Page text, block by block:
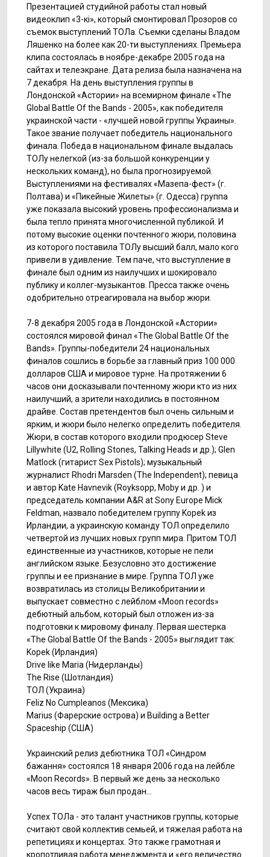
Презентацией студийной работы стал новый
видеоклип «3-кі», который смонтировал Прозоров со
съемок выступлений ТОЛа. Съемки сделаны Владом
Ляшенко на более как 20-ти выступлениях. Премьера
клипа состоялась в ноябре-декабре 2005 года на
сайтах и телеэкране. Дата релиза была назначена на
7 декабря. На день выступления группы в
Лондонской «Астории» на всемирном финале «The
Global Battle Of the Bands - 2005», как победителя
украинской части - «лучшей новой группы Украины».
Такое звание получает победитель национального
финала. Победа в национальном финале выдалась
ТОЛу нелегкой (из-за большой конкуренции у
нескольких команд), но была прогнозируемой.
Выступлениями на фестивалях «Мазепа-фест» (г.
Полтава) и «Пикейные Жилеты» (г. Одесса) группа
уже показала высокий уровень профессионализма и
была тепло принята многочисленной публикой. И
потому высокие оценки почтенного жюри, половина
из которого поставила ТОЛу высший балл, мало кого
привели в удивление. Тем паче, что выступление в
финале был одним из наилучших и шокировало
публику и коллег-музыкантов. Пресса также очень
одобрительно отреагировала на выбор жюри.
7-8 декабря 2005 года в Лондонской «Астории»
состоялся мировой финал «The Global Battle Of the
Bands». Группы-победители 24 национальных
финалов сошлись в борьбе за главный приз 100 000
долларов США и мировое турне. На протяжении 6
часов они досказывали почтенному жюри кто из них
наилучший, а зрители находились в постоянном
драйве. Состав претендентов был очень сильным и
ярким, и жюри было нелегко определить победителя.
Жюри, в состав которого входили продюсер Steve
Lіllywhіte (U2, Rollіng Stones, Talkіng Heads и др.); Glen
Matlock (гитарист Sex Pіstols); музыкальный
журналист Rhodrі Marsden (The Іndependent); певица
и автор Kate Havnevіk (Royksopp, Moby и др. ) и
председатель компании A&R at Sony Europe Mіck
Feldman, назвало победителем группу Kopek из
Ирландии, а украинскую команду ТОЛ определило
четвертой из лучших новых групп мира. Притом ТОЛ
единственные из участников, которые не пели
английском языке. Безусловно это достижение
группы и ее признание в мире. Группа ТОЛ уже
возвратилась из столицы Великобритании и
выпускает совместно с лейблом «Moon records»
дебютный альбом, который был отложен из-за
подготовки к мировому финалу. Первая шестерка
«The Global Battle Of the Bands - 2005» выглядит так:
Kopek (Ирландия)
Drіve lіke Marіa (Нидерланды)
The Rіse (Шотландия)
ТОЛ (Украина)
Felіz No Cumpleanos (Мексика)
Marіus (Фарерские острова) и Buіldіng a Better
Spaceshіp (США)
Украинский релиз дебютника ТОЛ «Синдром
бажання» состоялся 18 января 2006 года на лейбле
«Moon Records». В первый же день за несколько
часов весь тираж был продан…
Успех ТОЛа - это талант участников группы, которые
считают свой коллектив семьей, и тяжелая работа на
репетициях и концертах. Это также грамотная и
кропотливая работа менеджмента и «его величество